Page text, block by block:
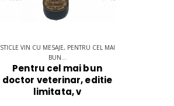
STICLE VIN CU MESAJE, PENTRU CEL MAI
BUN...
Pentru cel mai bun
doctor veterinar, editie
limitata, v